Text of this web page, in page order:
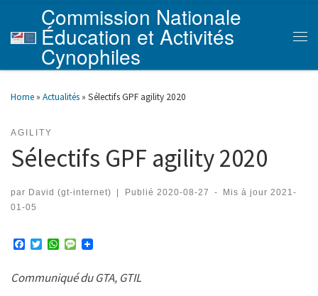
Skip to content
Commission Nationale
Éducation et Activités
Cynophiles
Home » Actualités » Sélectifs GPF agility 2020
AGILITY
Sélectifs GPF agility 2020
par David (gt-internet) Publié 2020-08-27 - Mis à jour 2021-
01-05
e
T
t
W
t
M
s
Communiqué du GTA, GTIL